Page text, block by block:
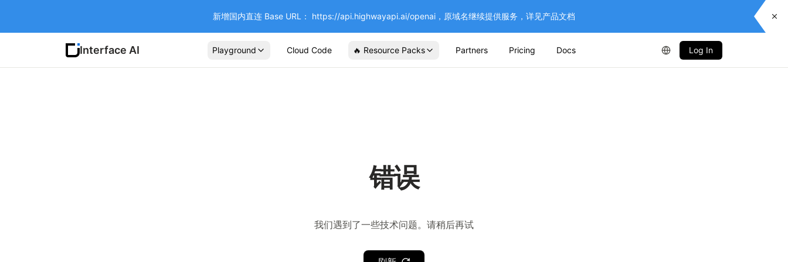
新增国内直连 Base URL： https://api.highwayapi.ai/openai，原域名继续提供服务，详见产品文档
Interface AI Playground Cloud Code 🔥 Resource Packs Partners Pricing Docs Log In
错误
我们遇到了一些技术问题。请稍后再试